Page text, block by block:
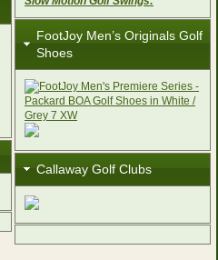
FootJoy Men’s Originals Golf
Shoes
Callaway Golf Clubs